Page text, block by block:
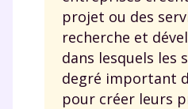
projet ou des
recherche et
dans lesquels les
degré important
pour créer leurs